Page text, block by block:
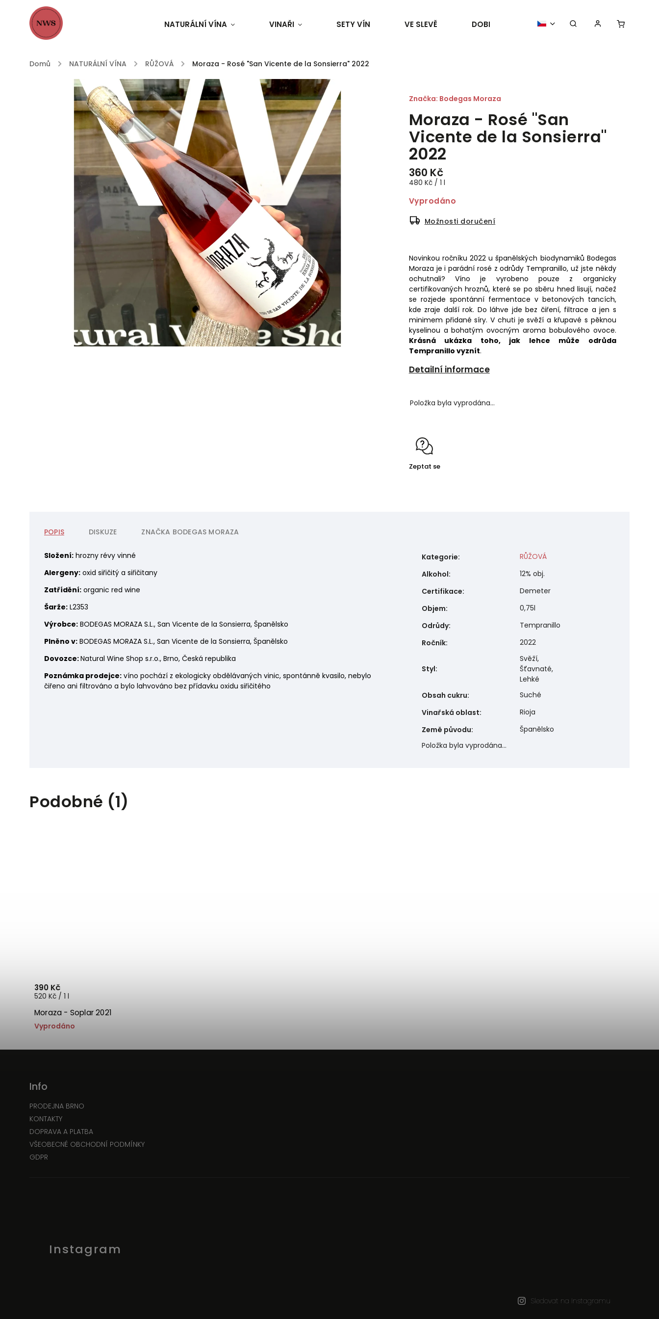
NATURÁLNÍ VÍNA VINAŘI SETY VÍN VE SLEVĚ DOBROTY POŘÁDÁME
Domů / NATURÁLNÍ VÍNA / RŮŽOVÁ / Moraza - Rosé "San Vicente de la Sonsierra" 2022
Moraza - Rosé "San
Vicente de la Sonsierra"
2022
360 Kč
480 Kč / 1 l
Vyprodáno
Možnosti doručení
Novinkou ročníku 2022 u španělských biodynamiků Bodegas
Moraza je i parádní rosé z odrůdy Tempranillo, už jste někdy
ochutnali? Víno je vyrobeno pouze z organicky
certifikovaných hroznů, které se po sběru hned lisují, načež
se rozjede spontánní fermentace v betonových tancích,
kde zraje další rok. Do láhve jde bez čiření, filtrace a jen s
minimem přidané síry. V chuti je svěží a křupavé s pěknou
kyselinou a bohatým ovocným aroma bobulového ovoce.
Krásná ukázka toho, jak lehce může odrůda
Tempranillo vyznít.
Detailní informace
Značka: Bodegas Moraza
Položka byla vyprodána…
Zeptat se
POPIS DISKUZE ZNAČKA BODEGAS MORAZA
Složení: hrozny révy vinné
Alergeny: oxid siřičitý a siřičitany
Zatřídění: organic red wine
Šarže: L2353
Výrobce: BODEGAS MORAZA S.L., San Vicente de la Sonsierra, Španělsko
Plněno v: BODEGAS MORAZA S.L., San Vicente de la Sonsierra, Španělsko
Dovozce:Natural Wine Shop s.r.o., Brno, Česká republika
Poznámka prodejce: víno pochází z ekologicky obdělávaných vinic, spontánně kvasilo, nebylo
čiřeno ani filtrováno a bylo lahvováno bez přídavku oxidu siřičitého
Kategorie:
RŮŽOVÁ
Alkohol:
12% obj.
Certifikace:
Demeter
Objem:
0,75l
Odrůdy:
Tempranillo
Ročník: 2022
Styl:
Svěží,
Šťavnaté,
Lehké
Obsah cukru:
Suché
Vinařská oblast:
Rioja
Země původu:
Španělsko
Položka byla vyprodána…
Podobné (1)
Moraza - Soplar 2021
Vyprodáno
390 Kč
520 Kč / 1 l
Info
PRODEJNA BRNO
KONTAKTY
DOPRAVA A PLATBA
VŠEOBECNÉ OBCHODNÍ PODMÍNKY
GDPR
Instagram
Sledovat na Instagramu